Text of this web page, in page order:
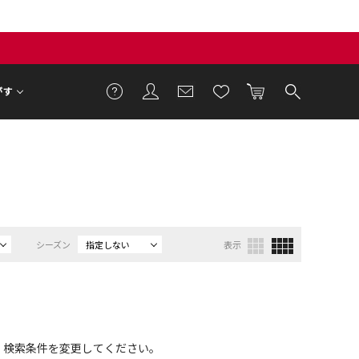
す
シーズン 指定しない 表示
索条件を変更してください。